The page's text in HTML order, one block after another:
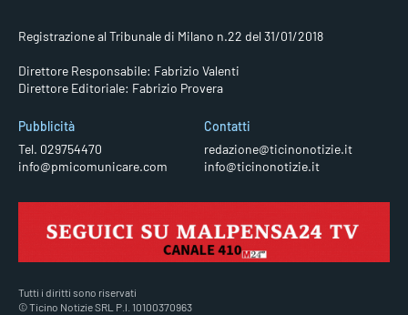
Registrazione al Tribunale di Milano n.22 del 31/01/2018
Direttore Responsabile: Fabrizio Valenti
Direttore Editoriale: Fabrizio Provera
Pubblicità
Tel. 029754470
info@pmicomunicare.com
Contatti
redazione@ticinonotizie.it
info@ticinonotizie.it
Tutti i diritti sono riservati
© Ticino Notizie SRL P.I. 10100370963